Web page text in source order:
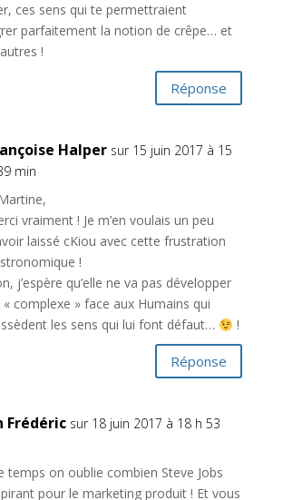
ces sens qui te permettraient
parfaitement la notion de crêpe… et
!
Réponse
Halper sur 15 juin 2017 à 15
min
vraiment ! Je m’en voulais un peu
laissé cKiou avec cette frustration
!
j’espère qu’elle ne va pas développer
« complexe » face aux Humains qui
les sens qui lui font défaut…
!
Réponse
Frédéric sur 18 juin 2017 à 18 h 53
temps on oublie combien Steve Jobs
pour le marketing produit ! Et vous